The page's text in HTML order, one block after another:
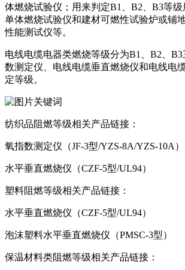
体燃烧试验仪；用来判定B1、B2、B3等
单体燃烧试验仪和建材可燃性试验炉或铺
性能测试仪等。
电线电缆电器类燃烧等级分为B1、B2、
数测定仪、电线电缆垂直燃烧仪和电线电
定等级。
纺织品阻燃等级相关产品链接：
氧指数测定仪（JF-3型/YZS-8A/YZS-10A）
水平垂直燃烧仪（CZF-5型/UL94）
塑料阻燃等级相关产品链接：
水平垂直燃烧仪（CZF-5型/UL94）
泡沫塑料水平垂直燃烧仪（PMSC-3型）
保温材料类阻燃等级相关产品链接：